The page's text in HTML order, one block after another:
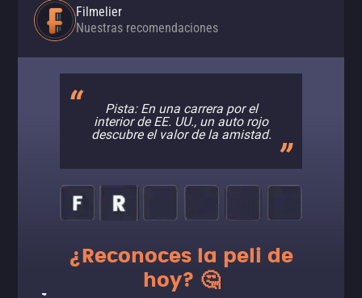
Filmelier
Nuestras recomendaciones
Pista: En una carrera por el
interior de EE. UU., un auto rojo
descubre el valor de la amistad.
¿Reconoces la peli de
hoy? 🤔